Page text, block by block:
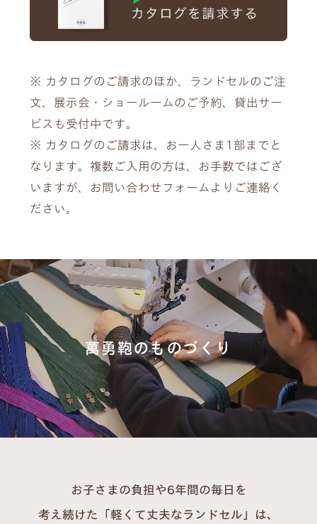
※ カタログのご請求のほか、ランドセルのご注
文、展示会・ショールームのご予約、貸出サー
ビスも受付中です。
※ カタログのご請求は、お一人さま1部までと
なります。複数ご入用の方は、お手数ではござ
いますが、お問い合わせフォームよりご連絡く
ださい。
萬勇鞄のものづくり
お子さまの負担や6年間の毎日を
考え続けた「軽くて丈夫なランドセル」は、